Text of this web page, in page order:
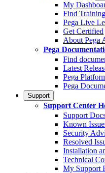
My
Find Training
Pega Live
Get Certified
About Pega
Pega
Find
Latest
Pega
Pega
Support
Support Center
Support
Known
Security
Resolved
Installation
Technical
My Support